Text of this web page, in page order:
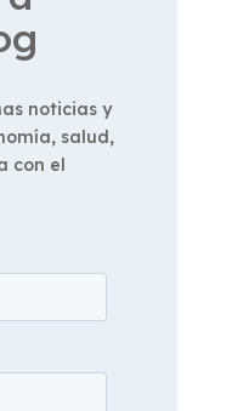
noticias y
salud,
con el